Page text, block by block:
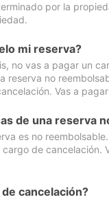
por la
mi reserva?
no vas a pagar un
reserva no
Vas a
de una reserva
es no
de cancelación.
cancelación?